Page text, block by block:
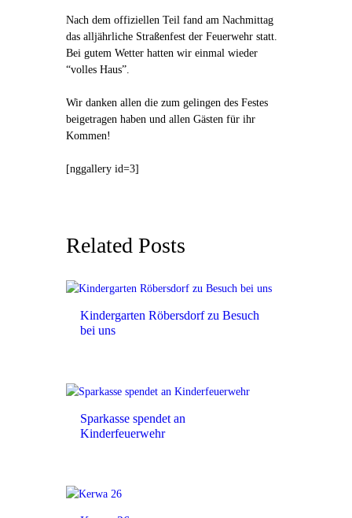
Nach dem offiziellen Teil fand am Nachmittag
das alljährliche Straßenfest der Feuerwehr statt.
Bei gutem Wetter hatten wir einmal wieder
“volles Haus”.
Wir danken allen die zum gelingen des Festes
beigetragen haben und allen Gästen für ihr
Kommen!
[nggallery id=3]
Related Posts
Kindergarten Röbersdorf zu Besuch
bei uns
Sparkasse spendet an
Kinderfeuerwehr